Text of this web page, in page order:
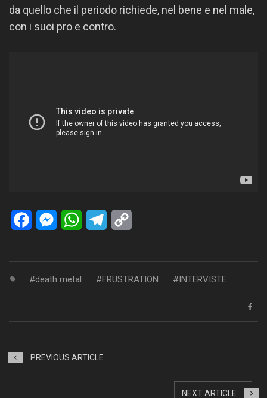
da quello che il periodo richiede, nel bene e nel male,
con i suoi pro e contro.
FacebookMessengerWhatsAppTelegram
death metal FRUSTRATION INTERVISTE
PREVIOUS ARTICLE
NEXT ARTICLE